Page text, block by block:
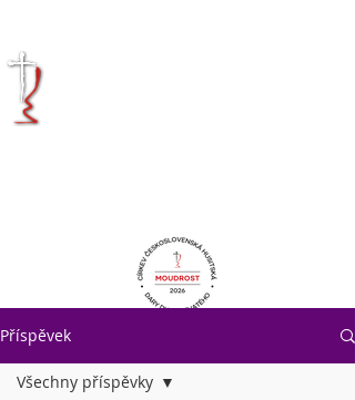
Příspěvek
Všechny příspěvky